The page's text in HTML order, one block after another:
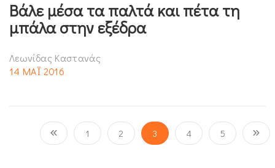
Βάλε μέσα τα παλτά και πέτα τη
μπάλα στην εξέδρα
Λεωνίδας Καστανάς
14 ΜΑΪ 2016
1 2 3 4 5